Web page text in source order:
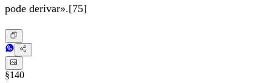
pode derivar».[75]
§140